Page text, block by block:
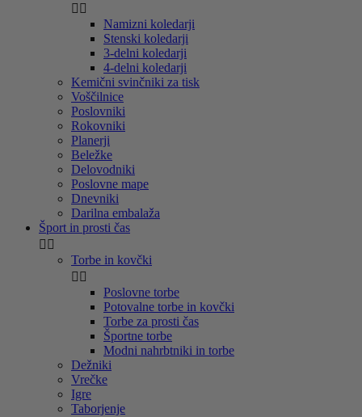
 
Namizni koledarji
Stenski koledarji
3-delni koledarji
4-delni koledarji
Kemični svinčniki za tisk
Voščilnice
Poslovniki
Rokovniki
Planerji
Beležke
Delovodniki
Poslovne mape
Dnevniki
Darilna embalaža
Šport in prosti čas
 
Torbe in kovčki
 
Poslovne torbe
Potovalne torbe in kovčki
Torbe za prosti čas
Športne torbe
Modni nahrbtniki in torbe
Dežniki
Vrečke
Igre
Taborjenje